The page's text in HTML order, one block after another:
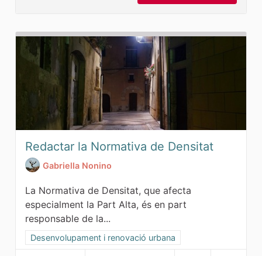
Redactar la Normativa de Densitat
Gabriella Nonino
La Normativa de Densitat, que afecta
especialment la Part Alta, és en part
responsable de la...
Resultats al filtrar per la categoria: Desenvolupament i
Desenvolupament i renovació urbana